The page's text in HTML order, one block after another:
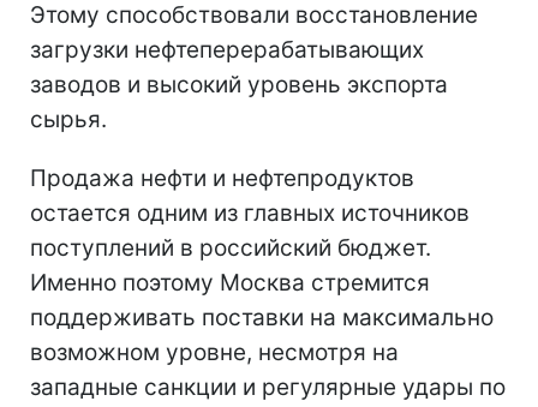
Этому способствовали восстановление
загрузки нефтеперерабатывающих
заводов и высокий уровень экспорта
сырья.
Продажа нефти и нефтепродуктов
остается одним из главных источников
поступлений в российский бюджет.
Именно поэтому Москва стремится
поддерживать поставки на максимально
возможном уровне, несмотря на
западные санкции и регулярные удары по